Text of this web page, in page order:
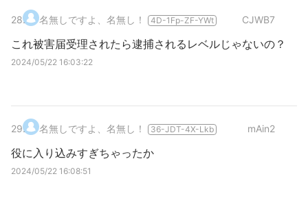
28. 名無しですよ、名無し！ 4D-1Fp-ZF-YWt CJWB7
これ被害届受理されたら逮捕されるレベルじゃないの？
2024/05/22 16:03:22
29. 名無しですよ、名無し！ 36-JDT-4X-Lkb mAin2
役に入り込みすぎちゃったか
2024/05/22 16:08:51